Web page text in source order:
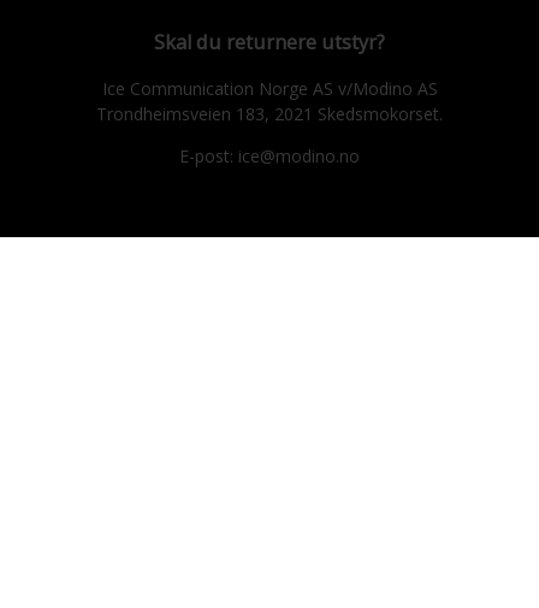
Skal du returnere utstyr?
Ice Communication Norge AS v/Modino AS
Trondheimsveien 183, 2021 Skedsmokorset.
E-post: ice@modino.no